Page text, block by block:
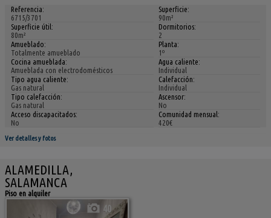
Referencia:
6715/3701
Superficie:
90m²
Superficie útil:
80m²
Dormitorios:
2
Amueblado:
Totalmente amueblado
Planta:
1º
Cocina amueblada:
Amueblada con electrodomésticos
Agua caliente:
Individual
Tipo agua caliente:
Gas natural
Calefacción:
Individual
Tipo calefacción:
Gas natural
Ascensor:
No
Acceso discapacitados:
No
Comunidad mensual:
420€
Ver detalles y fotos
ALAMEDILLA,
SALAMANCA
Piso en alquiler
40